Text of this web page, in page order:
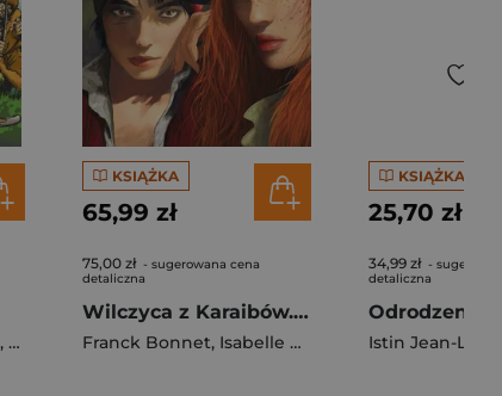
, Grzenda Artur
KSIĄŻKA
65,99 zł
75,00 zł - sugerowana cena
detaliczna
Wilczyca z Karaibów. Anne Bonny. Tom 2
Franck Bonnet, Isabelle Charly
KSIĄŻKA
25,70 zł
34,99 zł -
detaliczna
Istin Jean-Luc